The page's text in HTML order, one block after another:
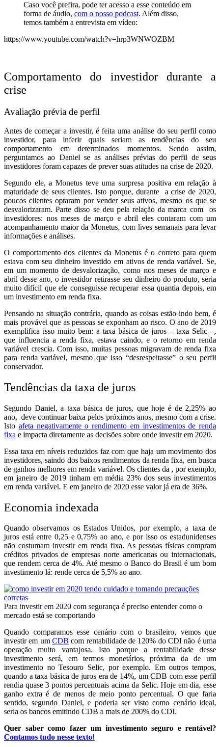
Caso você prefira, pode ter acesso a esse conteúdo em
forma de áudio, com o nosso podcast. Além disso,
temos também a entrevista em vídeo:
https://www.youtube.com/watch?v=hrp3WNWOZBM
Comportamento do investidor durante a
crise
Avaliação prévia de perfil
Antes de começar a investir, é feita uma análise do seu perfil como
investidor, para inferir quais seriam as tendências do seu
comportamento em determinados momentos. Sendo assim,
perguntamos ao Daniel se as análises prévias do perfil de seus
investidores foram capazes de prever suas atitudes na crise de 2020.
Segundo ele, a Monetus teve uma surpresa positiva em relação à
maturidade de seus clientes. Isto porque, durante a crise de 2020,
poucos clientes optaram por vender seus ativos, mesmo os que se
desvalorizaram. Parte disso se deu pela relação da marca com os
investidores: nos meses de março e abril eles contaram com um
acompanhamento maior da Monetus, com lives semanais para levar
informações e análises.
O comportamento dos clientes da Monetus é o correto para quem
estava com seu dinheiro investido em ativos de renda variável. Se,
em um momento de desvalorização, como nos meses de março e
abril desse ano, o investidor retirasse seu dinheiro do produto, seria
muito difícil que ele conseguisse recuperar essa quantia depois, em
um investimento em renda fixa.
Pensando na situação contrária, quando as coisas estão indo bem, é
mais provável que as pessoas se exponham ao risco. O ano de 2019
exemplifica isso muito bem: a taxa básica de juros – taxa Selic –,
que influencia a renda fixa, estava caindo, e o retorno em renda
variável crescia. Com isso, muitas pessoas migravam de renda fixa
para renda variável, mesmo que isso “desrespeitasse” o seu perfil
conservador.
Tendências da taxa de juros
Segundo Daniel, a taxa básica de juros, que hoje é de 2,25% ao
ano, deve continuar baixa pelos próximos anos, mesmo com a crise.
Isto afeta negativamente o rendimento em investimentos de renda
fixa e impacta diretamente as decisões sobre onde investir em 2020.
Essa taxa em níveis reduzidos faz com que haja um movimento dos
investidores, saindo dos baixos rendimentos da renda fixa, em busca
de ganhos melhores em renda variável. Os clientes da , por exemplo,
em janeiro de 2019 tinham em média 23% dos seus investimentos
em renda variável. E em janeiro de 2020 esse valor já era de 36%.
Economia indexada
Quando observamos os Estados Unidos, por exemplo, a taxa de
juros está entre 0,25 e 0,75% ao ano, e por isso os estadunidenses
não costumam investir em renda fixa. As pessoas físicas compram
créditos privados de empresas norte americanas ou internacionais,
que rendem cerca de 4%. Até mesmo o Banco do Brasil é um bom
investimento lá: rende cerca de 5,5% ao ano.
Para investir em 2020 com segurança é preciso entender como o
mercado está se comportando
Quando comparamos esse cenário com o brasileiro, vemos que
investir em um CDB com rentabilidade de 120% do CDI não é uma
operação muito vantajosa. Isto porque a rentabilidade desse
investimento será, em termos monetários, próxima da de um
investimento no Tesouro Selic, por exemplo. Em outros tempos,
quando a taxa básica de juros era de 14%, um CDB com esse perfil
rendia quase 3 pontos percentuais acima da Selic. Hoje em dia, esse
ganho extra é de menos de meio ponto percentual. O que faria
sentido, segundo Daniel, e poderia ser visto como cenário ideal,
seria os bancos emitindo CDB a mais de 200% do CDI.
Quer saber como fazer um investimento seguro e rentável?
Contamos tudo nesse texto!